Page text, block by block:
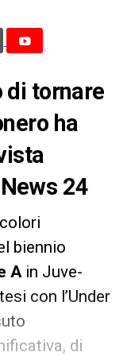
di tornare
ha
24
biennio
Ain Juve-
con l’Under
di